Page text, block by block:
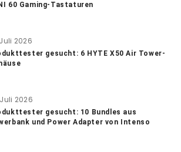
60 Gaming-Tastaturen
2026
gesucht: 6 HYTE X50 Air Tower-
2026
gesucht: 10 Bundles aus
und Power Adapter von Intenso